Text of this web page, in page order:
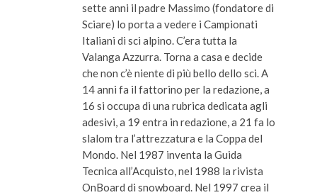
sette anni il padre Massimo (fondatore di
Sciare) lo porta a vedere i Campionati
Italiani di sci alpino. C’era tutta la
Valanga Azzurra. Torna a casa e decide
che non c’è niente di più bello dello sci. A
14 anni fa il fattorino per la redazione, a
16 si occupa di una rubrica dedicata agli
adesivi, a 19 entra in redazione, a 21 fa lo
slalom tra l’attrezzatura e la Coppa del
Mondo. Nel 1987 inventa la Guida
Tecnica all’Acquisto, nel 1988 la rivista
OnBoard di snowboard. Nel 1997 crea il